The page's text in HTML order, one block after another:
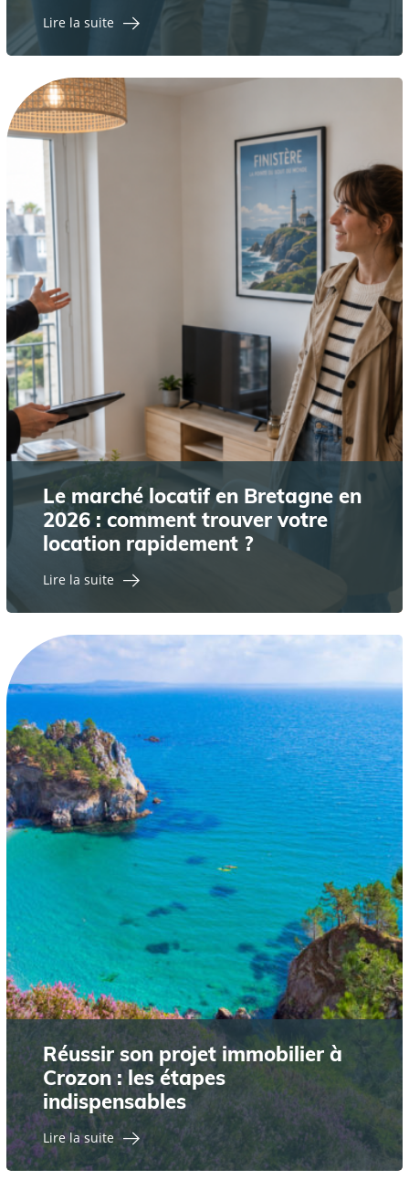
Lire la suite
Le marché locatif en Bretagne en
2026 : comment trouver votre
location rapidement ?
Lire la suite
Réussir son projet immobilier à
Crozon : les étapes
indispensables
Lire la suite